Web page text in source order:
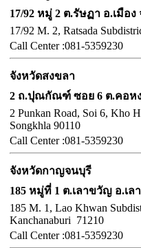
17/92 หมู่ 2 ต.รัษฏา อ.เมือง
17/92 M. 2, Ratsada
Call Center :081-5359230
จังหวัดสงขลา
2 ถ.ปุณกัณฑ์ ซอย 6 ต.คอห
2 Punkan Road, Soi 6, Kho
Songkhla 90110
Call Center :081-5359230
จังหวัดกาญจนบุรี
185 หมู่ที่ 1 ต.เลาขวัญ อ.เ
185 M. 1, Lao Khwan
Kanchanaburi 71210
Call Center :081-5359230